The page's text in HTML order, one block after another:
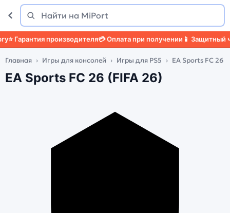
Поиск
Найти
Гарантия производителя💳 Оплата при получении📱 Защитный
Главная Игры для консолей Игры для PS5 EA Sports FC 26
EA Sports FC 26 (FIFA 26)